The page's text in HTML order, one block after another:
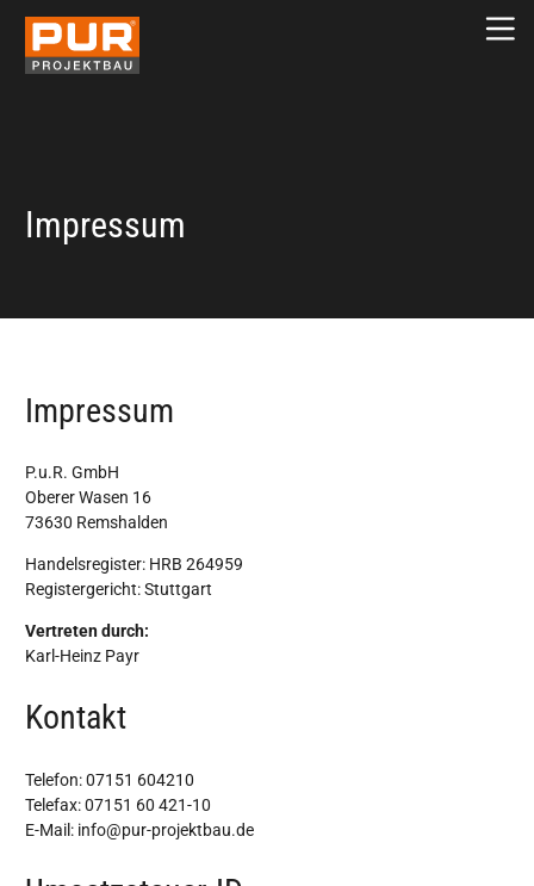
Impressum
Impressum
P.u.R. GmbH
Oberer Wasen 16
73630 Remshalden
Handelsregister: HRB 264959
Registergericht: Stuttgart
Vertreten durch:
Karl-Heinz Payr
Kontakt
Telefon: 07151 604210
Telefax: 07151 60 421-10
E-Mail: info@pur-projektbau.de